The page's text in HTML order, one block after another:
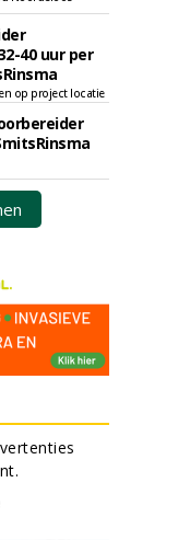
40 uur per
op project locatie